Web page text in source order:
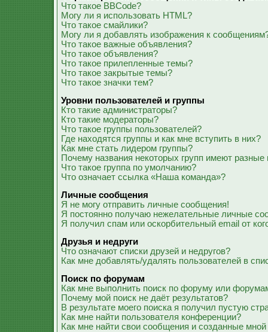
Что такое BBCode?
Могу ли я использовать HTML?
Что такое смайлики?
Могу ли я добавлять изображения к
Что такое важные объявления?
Что такое объявления?
Что такое прилепленные темы?
Что такое закрытые темы?
Что такое значки тем?
Уровни пользователей и группы
Кто такие администраторы?
Кто такие модераторы?
Что такое группы пользователей?
Где находятся группы и как мне вступить в них?
Как мне стать лидером группы?
Почему названия некоторых групп имеют разные
Что такое группа по умолчанию?
Что означает ссылка «Наша команда»?
Личные сообщения
Я не могу отправить личные сообщения!
Я постоянно получаю нежелательные личные
Я получил спам или оскорбительный email от
Друзья и недруги
Что означают списки друзей и недругов?
Как мне добавлять/удалять пользователей в
Поиск по форумам
Как мне выполнить поиск по форуму или
Почему мой поиск не даёт результатов?
В результате моего поиска я получил пустую
Как мне найти пользователя конференции?
Как мне найти свои сообщения и созданные